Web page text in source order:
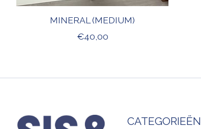
MINERAL (MEDIUM)
€40,00
CATEGORIEËN